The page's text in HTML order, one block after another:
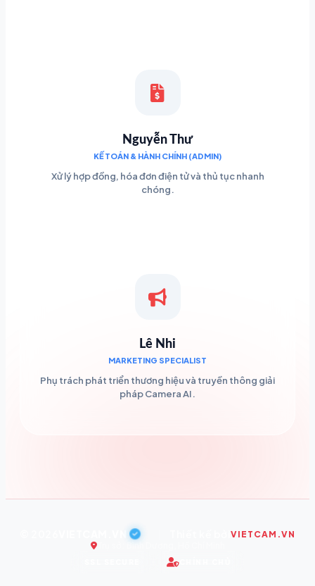
Nguyễn Thư
KẾ TOÁN & HÀNH CHÍNH (ADMIN)
Xử lý hợp đồng, hóa đơn điện tử và thủ tục nhanh
chóng.
Lê Nhi
MARKETING SPECIALIST
Phụ trách phát triển thương hiệu và truyền thông giải
pháp Camera AI.
VIETCAM.VN
Trụ sở: Bình Dương, Hồ Chí Minh
CHÍNH CHỦ